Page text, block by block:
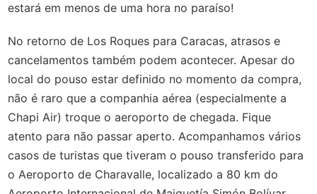
estará em menos de uma hora no paraíso!
No retorno de Los Roques para Caracas, atrasos e
cancelamentos também podem acontecer. Apesar do
local do pouso estar definido no momento da compra,
não é raro que a companhia aérea (especialmente a
Chapi Air) troque o aeroporto de chegada. Fique
atento para não passar aperto. Acompanhamos vários
casos de turistas que tiveram o pouso transferido para
o Aeroporto de Charavalle, localizado a 80 km do